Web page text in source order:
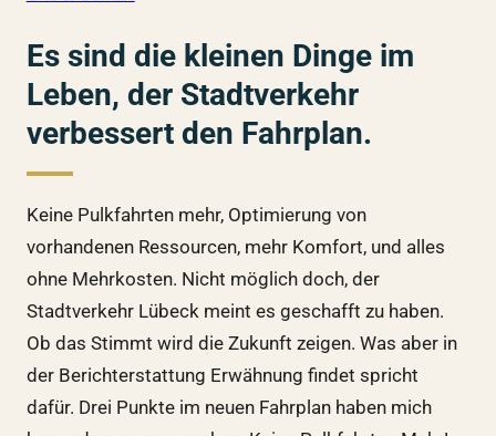
Es sind die kleinen Dinge im
Leben, der Stadtverkehr
verbessert den Fahrplan.
Keine Pulkfahrten mehr, Optimierung von
vorhandenen Ressourcen, mehr Komfort, und alles
ohne Mehrkosten. Nicht möglich doch, der
Stadtverkehr Lübeck meint es geschafft zu haben.
Ob das Stimmt wird die Zukunft zeigen. Was aber in
der Berichterstattung Erwähnung findet spricht
dafür. Drei Punkte im neuen Fahrplan haben mich